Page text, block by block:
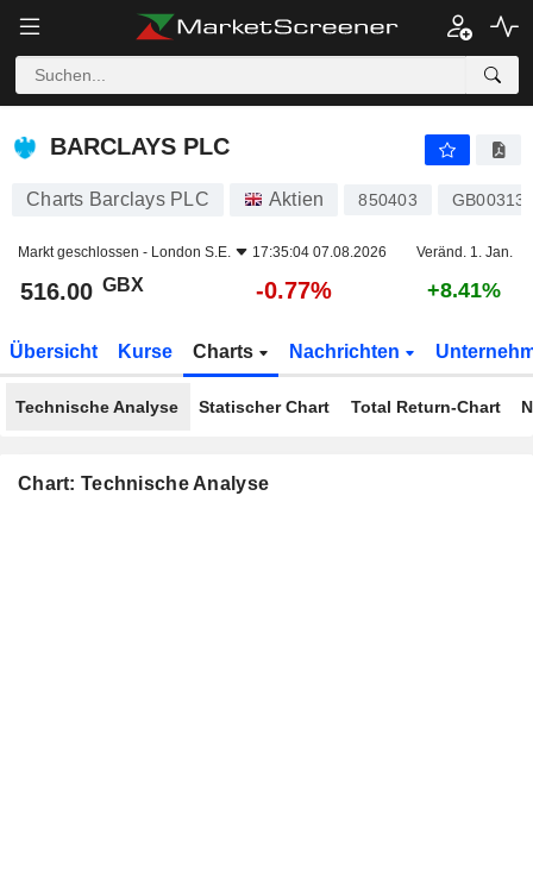
BARCLAYS PLC -0.77%
BARCLAYS PLC
Charts Barclays PLC Aktien 850403
Markt geschlossen - London S.E. 17:35:04 07.08.2026 Veränd. 1. Jan.
516.00 GBX -0.77% +8.41%
Übersicht Kurse Charts Nachrichten
Technische Analyse Statischer Chart Total Return-Chart
Chart: Technische Analyse